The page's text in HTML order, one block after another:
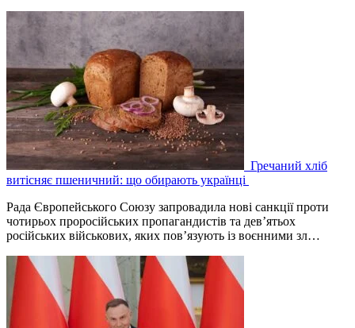
Гречаний хліб
витісняє пшеничний: що обирають українці
Рада Європейського Союзу запровадила нові санкції проти
чотирьох проросійських пропагандистів та дев’ятьох
російських військових, яких пов’язують із воєнними зл…